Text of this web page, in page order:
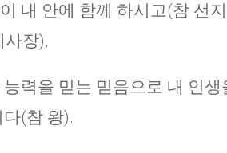
내 안에 함께 하시고(참 선
사장),
력을 믿는 믿음으로 내 인
(참 왕).